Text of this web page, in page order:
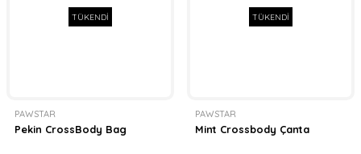
TÜKENDİ
PAWSTAR
Pekin CrossBody Bag
TÜKENDİ
PAWSTAR
Mint Crossbody Çanta